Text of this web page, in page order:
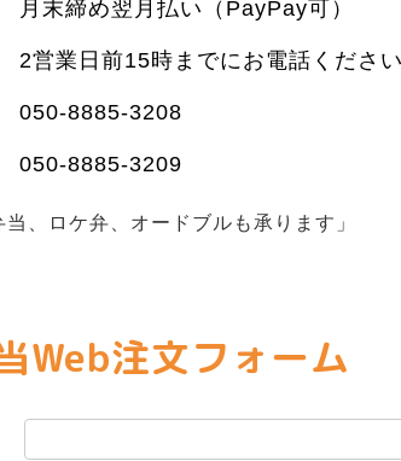
月末締め翌月払い（PayPay可）
2営業日前15時までにお電話くださ
050-8885-3208
050-8885-3209
当、ロケ弁、オードブルも承ります」
Web注文フォーム